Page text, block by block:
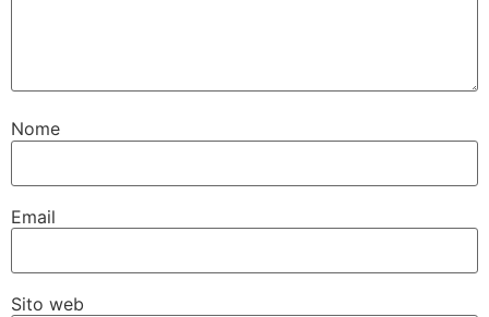
Nome
Email
Sito web